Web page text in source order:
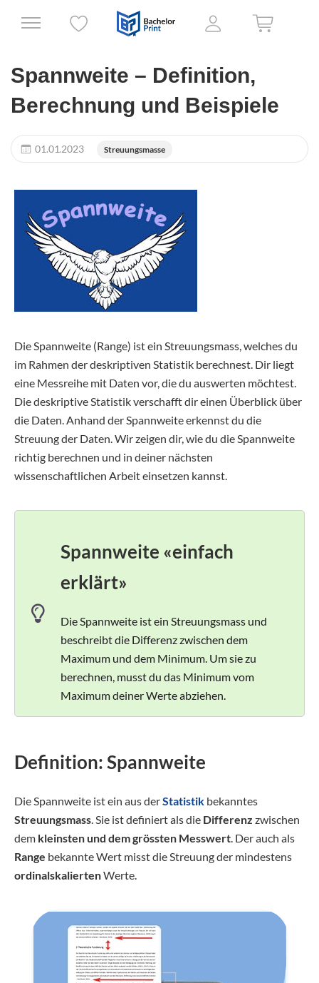
Spannweite – Definition,
Berechnung und Beispiele
01.01.2023 Streuungsmasse
Die Spannweite (Range) ist ein Streuungsmass, welches du
im Rahmen der deskriptiven Statistik berechnest. Dir liegt
eine Messreihe mit Daten vor, die du auswerten möchtest.
Die deskriptive Statistik verschafft dir einen Überblick über
die Daten. Anhand der Spannweite erkennst du die
Streuung der Daten. Wir zeigen dir, wie du die Spannweite
richtig berechnen und in deiner nächsten
wissenschaftlichen Arbeit einsetzen kannst.
Spannweite «einfach
erklärt»
Die Spannweite ist ein Streuungsmass und
beschreibt die Differenz zwischen dem
Maximum und dem Minimum. Um sie zu
berechnen, musst du das Minimum vom
Maximum deiner Werte abziehen.
Definition: Spannweite
Die Spannweite ist ein aus derStatistik bekanntes
Streuungsmass . Sie ist definiert als die Differenz zwischen
dem kleinsten und dem grössten Messwert . Der auch als
Range bekannte Wert misst die Streuung der mindestens
ordinalskaliertenWerte.